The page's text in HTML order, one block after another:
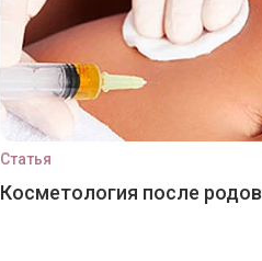
Статья
Косметология после родов